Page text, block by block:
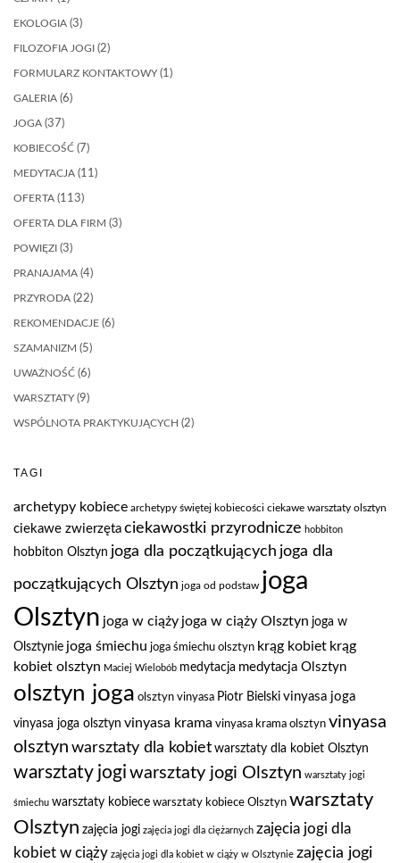
EKOLOGIA (3)
FILOZOFIA JOGI (2)
FORMULARZ KONTAKTOWY(1)
GALERIA (6)
JOGA (37)
KOBIECOŚĆ (7)
MEDYTACJA (11)
OFERTA (113)
OFERTA DLA FIRM (3)
POWIĘZI (3)
PRANAJAMA (4)
PRZYRODA (22)
REKOMENDACJE (6)
SZAMANIZM (5)
UWAŻNOŚĆ (6)
WARSZTATY(9)
WSPÓLNOTA PRAKTYKUJĄCYCH (2)
TAGI
archetypy kobiece archetypy świętej kobiecości ciekawe warsztaty olsztyn
ciekawe zwierzęta ciekawostki przyrodnicze hobbiton
hobbiton Olsztyn joga dla początkujących joga dla
początkujących Olsztyn joga od podstaw joga
Olsztyn joga w ciąży joga w ciąży Olsztyn joga w
Olsztynie joga śmiechu joga śmiechu olsztyn krąg kobiet krąg
kobiet olsztyn Maciej Wielobób medytacja medytacja Olsztyn
olsztyn joga olsztyn vinyasa Piotr Bielski vinyasa joga
vinyasa joga olsztyn vinyasa krama vinyasa krama olsztyn vinyasa
olsztyn warsztaty dla kobiet warsztaty dla kobiet Olsztyn
warsztaty jogi warsztaty jogi Olsztyn warsztaty jogi
śmiechu warsztaty kobiece warsztaty kobiece Olsztyn warsztaty
Olsztyn zajęcia jogi zajęcia jogi dla ciężarnych zajęcia jogi dla
kobiet w ciąży zajęcia jogi dla kobiet w ciąży w Olsztynie zajęcia jogi